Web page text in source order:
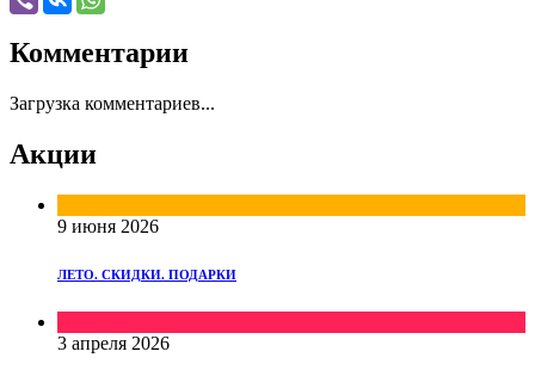
Комментарии
Загрузка комментариев...
Акции
9 июня 2026
ЛЕТО. СКИДКИ. ПОДАРКИ
3 апреля 2026